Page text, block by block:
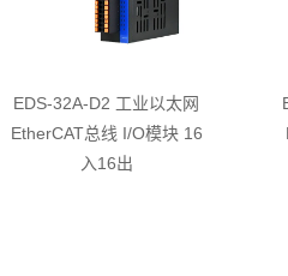
EDS-32A-D2 工业以太网
EtherCAT总线 I/O模块 16
入16出